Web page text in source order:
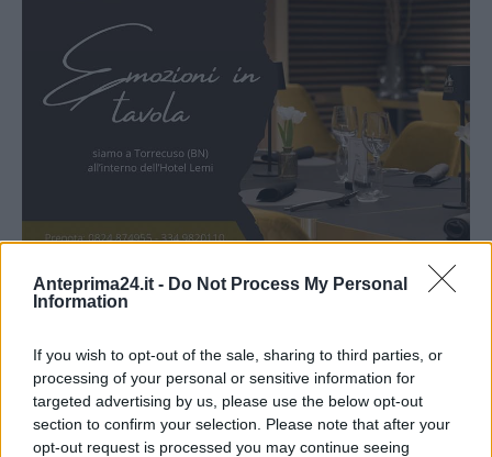
Anteprima24.it - Do Not Process My Personal
Information
If you wish to opt-out of the sale, sharing to third parties, or
processing of your personal or sensitive information for
targeted advertising by us, please use the below opt-out
section to confirm your selection. Please note that after your
opt-out request is processed you may continue seeing